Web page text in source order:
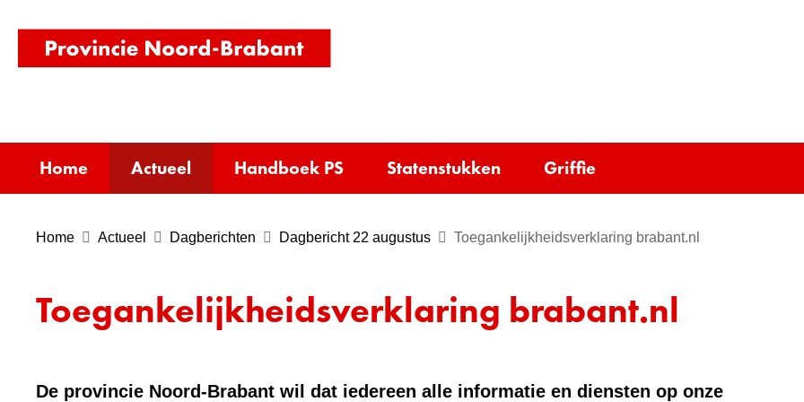
homepage)
Home Actueel Handboek PS Statenstukken Griffie
Home Actueel Dagberichten Dagbericht 22 augustus Toegankelijkheidsverklaring brabant.nl
Toegankelijkheidsverklaring brabant.nl
De provincie Noord-Brabant wil dat iedereen alle informatie en diensten op onze